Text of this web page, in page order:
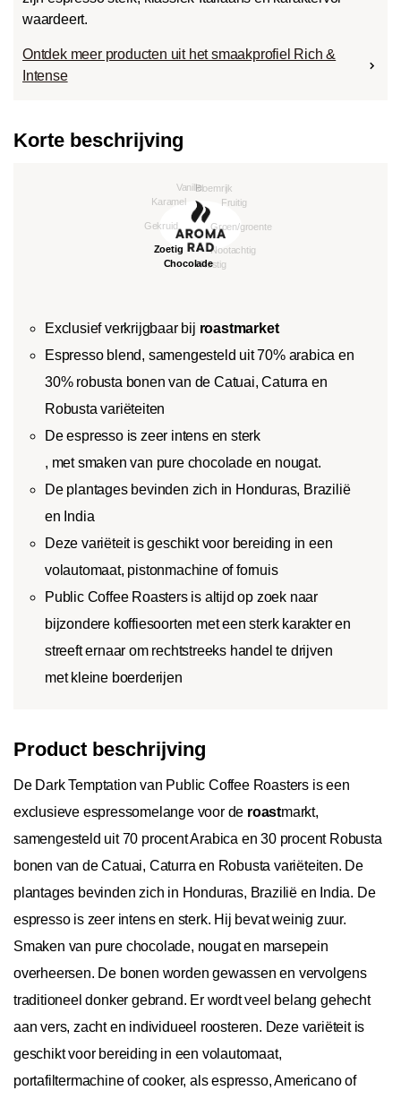
waardeert.
Ontdek meer producten uit het smaakprofiel Rich &
Intense
Korte beschrijving
Exclusief verkrijgbaar bij roastmarket
Espresso blend, samengesteld uit 70% arabica en
30% robusta bonen van de Catuai, Caturra en
Robusta variëteiten
De espresso is zeer intens en sterk
, met smaken van pure chocolade en nougat.
De plantages bevinden zich in Honduras, Brazilië
en India
Deze variëteit is geschikt voor bereiding in een
volautomaat, pistonmachine of fornuis
Public Coffee Roasters is altijd op zoek naar
bijzondere koffiesoorten met een sterk karakter en
streeft ernaar om rechtstreeks handel te drijven
met kleine boerderijen
Product beschrijving
De Dark Temptation van Public Coffee Roasters is een
exclusieve espressomelange voor de roastmarkt,
samengesteld uit 70 procent Arabica en 30 procent Robusta
bonen van de Catuai, Caturra en Robusta variëteiten. De
plantages bevinden zich in Honduras, Brazilië en India. De
espresso is zeer intens en sterk. Hij bevat weinig zuur.
Smaken van pure chocolade, nougat en marsepein
overheersen. De bonen worden gewassen en vervolgens
traditioneel donker gebrand. Er wordt veel belang gehecht
aan vers, zacht en individueel roosteren. Deze variëteit is
geschikt voor bereiding in een volautomaat,
portafiltermachine of cooker, als espresso, Americano of